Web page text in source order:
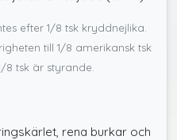
efter 1/8 tsk kryddnejlika.
till 1/8 amerikansk tsk
tsk är styrande.
rena burkar och